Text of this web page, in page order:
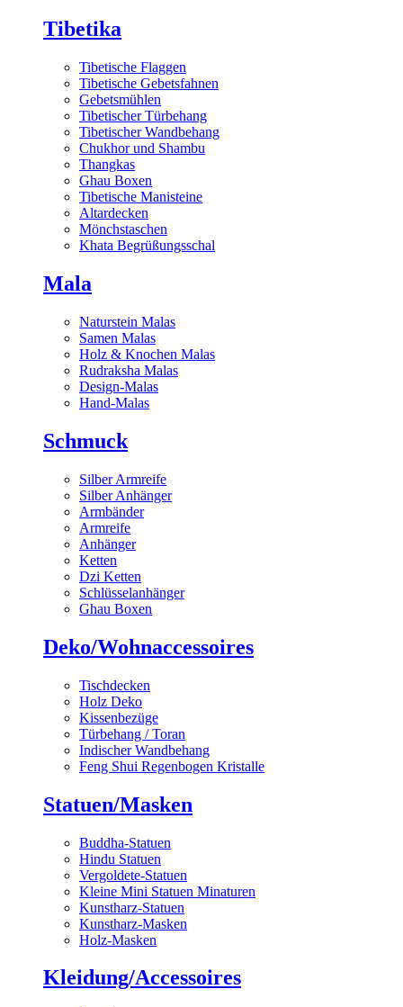
Tibetika
Tibetische Flaggen
Tibetische Gebetsfahnen
Gebetsmühlen
Tibetischer Türbehang
Tibetischer Wandbehang
Chukhor und Shambu
Thangkas
Ghau Boxen
Tibetische Manisteine
Altardecken
Mönchstaschen
Khata Begrüßungsschal
Mala
Naturstein Malas
Samen Malas
Holz & Knochen Malas
Rudraksha Malas
Design-Malas
Hand-Malas
Schmuck
Silber Armreife
Silber Anhänger
Armbänder
Armreife
Anhänger
Ketten
Dzi Ketten
Schlüsselanhänger
Ghau Boxen
Deko/Wohnaccessoires
Tischdecken
Holz Deko
Kissenbezüge
Türbehang / Toran
Indischer Wandbehang
Feng Shui Regenbogen Kristalle
Statuen/Masken
Buddha-Statuen
Hindu Statuen
Vergoldete-Statuen
Kleine Mini Statuen Minaturen
Kunstharz-Statuen
Kunstharz-Masken
Holz-Masken
Kleidung/Accessoires